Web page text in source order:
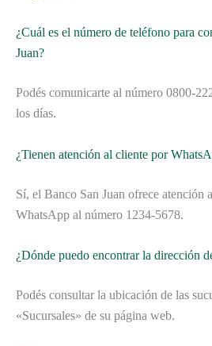
¿Cuál es el número de teléfono para
Juan?
Podés comunicarte al número 0800-
los días.
¿Tienen atención al cliente por
Sí, el Banco San Juan ofrece atención
WhatsApp al número 1234-5678.
¿Dónde puedo encontrar la dirección
Podés consultar la ubicación de las
«Sucursales» de su página web.